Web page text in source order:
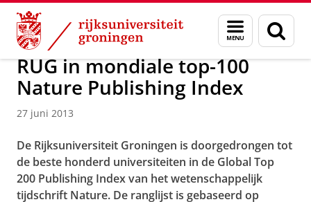
Skip
Content
Skip
Navigation
Menu
en
zoeken
Over ons Actueel Nieuws Nieuwsberichten
RUG in mondiale top-100
Nature Publishing Index
27 juni 2013
De Rijksuniversiteit Groningen is doorgedrongen tot
de beste honderd universiteiten in de Global Top
200 Publishing Index van het wetenschappelijk
tijdschrift Nature. De ranglijst is gebaseerd op